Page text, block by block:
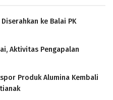
ke Balai PK
Aktivitas Pengapalan
Produk Alumina Kembali